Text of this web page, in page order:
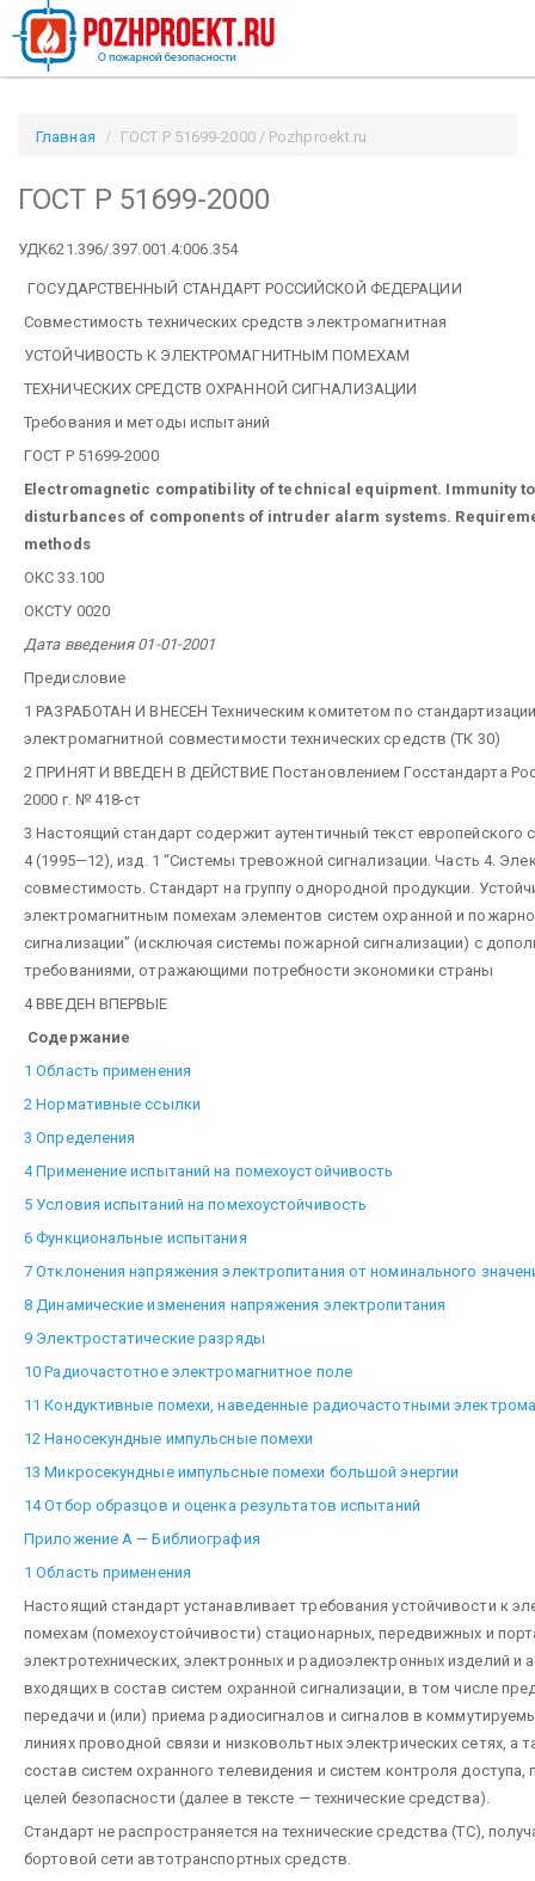
Главная ГОСТ Р 51699-2000 / Pozhproekt.ru
ГОСТ Р 51699-2000
УДК621.396/.397.001.4:006.354
ГОСУДАРСТВЕННЫЙ СТАНДАРТ РОССИЙСКОЙ ФЕДЕРАЦИИ
Совместимость технических средств электромагнитная
УСТОЙЧИВОСТЬ К ЭЛЕКТРОМАГНИТНЫМ ПОМЕХАМ
ТЕХНИЧЕСКИХ СРЕДСТВ ОХРАННОЙ СИГНАЛИЗАЦИИ
Требования и методы испытаний
ГОСТ Р 51699-2000
Electromagnetic compatibility of technical equipment. Immunity
disturbances of components of intruder alarm systems.
methods
ОКС 33.100
ОКСТУ 0020
Дата введения 01-01-2001
Предисловие
1 РАЗРАБОТАН И ВНЕСЕН Техническим комитетом по
электромагнитной совместимости технических средств (ТК 30)
2 ПРИНЯТ И ВВЕДЕН В ДЕЙСТВИЕ Постановлением Госстандарта
2000 г. № 418-ст
3 Настоящий стандарт содержит аутентичный текст европейского
4 (1995—12), изд. 1 “Системы тревожной сигнализации. Часть 4.
совместимость. Стандарт на группу однородной продукции.
электромагнитным помехам элементов систем охранной и
сигнализации” (исключая системы пожарной сигнализации) с
требованиями, отражающими потребности экономики страны
4 ВВЕДЕН ВПЕРВЫЕ
Содержание
1 Область применения
2 Нормативные ссылки
3 Определения
4 Применение испытаний на помехоустойчивость
5 Условия испытаний на помехоустойчивость
6 Функциональные испытания
7 Отклонения напряжения электропитания от номинального
8 Динамические изменения напряжения электропитания
9 Электростатические разряды
10 Радиочастотное электромагнитное поле
11 Кондуктивные помехи, наведенные радиочастотными
12 Наносекундные импульсные помехи
13 Микросекундные импульсные помехи большой энергии
14 Отбор образцов и оценка результатов испытаний
Приложение А — Библиография
1 Область применения
Настоящий стандарт устанавливает требования устойчивости к
помехам (помехоустойчивости) стационарных, передвижных и
электротехнических, электронных и радиоэлектронных изделий и
входящих в состав систем охранной сигнализации, в том числе
передачи и (или) приема радиосигналов и сигналов в
линиях проводной связи и низковольтных электрических сетях, а
состав систем охранного телевидения и систем контроля
целей безопасности (далее в тексте — технические средства).
Стандарт не распространяется на технические средства (ТС),
бортовой сети автотранспортных средств.